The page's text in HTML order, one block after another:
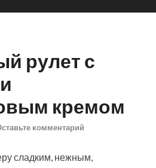
рулет с
кремом
комментарий
сладким, нежным,